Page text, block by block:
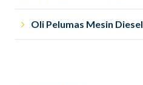
Oli Pelumas Mesin Diesel